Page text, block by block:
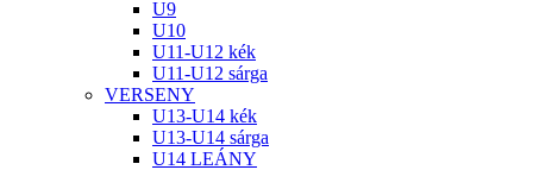
U9
U10
U11-U12 kék
U11-U12 sárga
VERSENY
U13-U14 kék
U13-U14 sárga
U14 LEÁNY